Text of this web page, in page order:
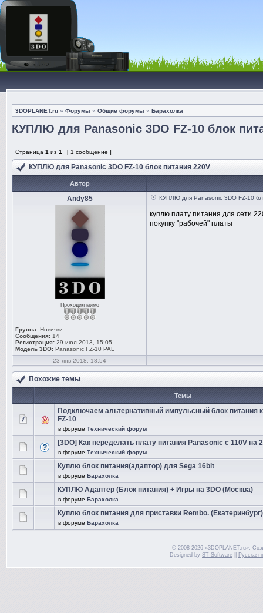
3DOPLANET.ru » Форумы » Общие форумы » Барахолка
КУПЛЮ для Panasonic 3DO FZ-10 блок
Страница 1 из 1 [ 1 сообщение ]
КУПЛЮ для Panasonic 3DO FZ-10 блок питания 220V
Автор
Andy85
Проходил мимо
Группа: Новички
Сообщения: 14
Регистрация: 29 июл 2013, 15:05
Модель 3DO: Panasonic FZ-10 PAL
КУПЛЮ для Panasonic 3DO FZ-10
куплю плату питания для сети
покупку "рабочей" платы
23 янв 2018, 18:54
Похожие темы
Темы
Подключаем альтернативный импульсный блок питания
FZ-10
в форуме Технический форум
[3DO] Как переделать плату питания Panasonic с 110V на
в форуме Технический форум
Куплю блок питания(адаптор) для Sega 16bit
в форуме Барахолка
КУПЛЮ Адаптер (Блок питания) + Игры на 3DO (Москва)
в форуме Барахолка
Куплю блок питания для приставки Rembo. (Екатеринбург)
в форуме Барахолка
© 2008-2026 «3DOPLANET.ru».
Designed by ST Software Русская